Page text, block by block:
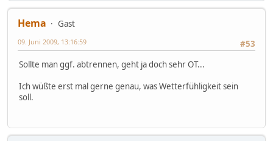
Hema
Gast
#53
09. Juni 2009, 13:16:59
Sollte man ggf. abtrennen, geht ja doch sehr OT...
Ich wüßte erst mal gerne genau, was Wetterfühligkeit sein
soll.